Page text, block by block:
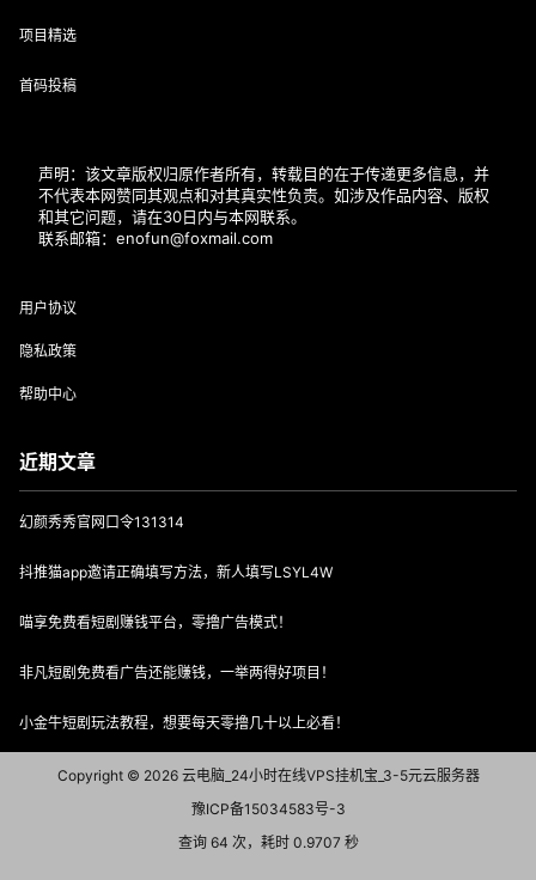
项目精选
首码投稿
声明：该文章版权归原作者所有，转载目的在于传递更多信息，并
不代表本网赞同其观点和对其真实性负责。如涉及作品内容、版权
和其它问题，请在30日内与本网联系。
联系邮箱：enofun@foxmail.com
用户协议
隐私政策
帮助中心
近期文章
幻颜秀秀官网口令131314
抖推猫app邀请正确填写方法，新人填写LSYL4W
喵享免费看短剧赚钱平台，零撸广告模式！
非凡短剧免费看广告还能赚钱，一举两得好项目！
小金牛短剧玩法教程，想要每天零撸几十以上必看！
Copyright © 2026云电脑_24小时在线VPS挂机宝_3-5元云服务器
豫ICP备15034583号-3
查询 64 次，耗时 0.9707 秒